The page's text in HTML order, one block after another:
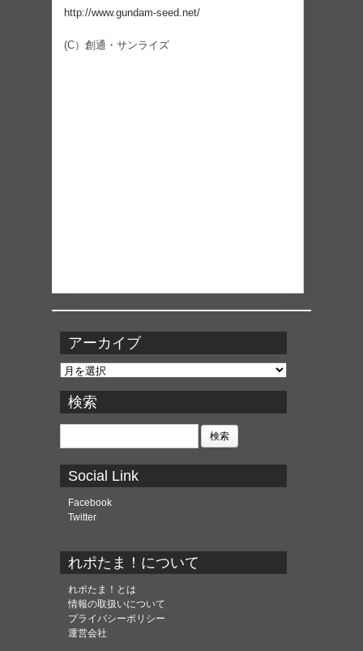
http://www.gundam-seed.net/
(C）創通・サンライズ
アーカイブ
ア
カ
イ
ブ
検索
検
Social Link
Facebook
Twitter
れポたま！について
れポたま！とは
情報の取扱いについて
プライバシーポリシー
運営会社